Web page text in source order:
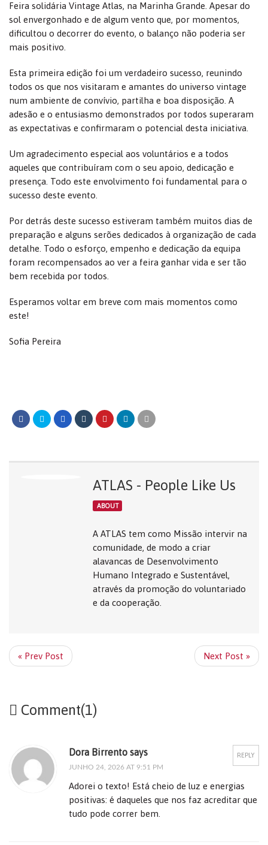
Feira solidária Vintage Atlas, na Marinha Grande. Apesar do
sol envergonhado e de algum vento que, por momentos,
dificultou o decorrer do evento, o balanço não poderia ser
mais positivo.
Esta primeira edição foi um verdadeiro sucesso, reunindo
todos os que nos visitaram e amantes do universo vintage
num ambiente de convívio, partilha e boa disposição. A
adesão e o entusiasmo demonstrados por todos superaram
as expectativas e confirmaram o potencial desta iniciativa.
Um agradecimento especial aos voluntários e a todos
aqueles que contribuíram com o seu apoio, dedicação e
presença. Todo este envolvimento foi fundamental para o
sucesso deste evento.
Por detrás deste sucesso estiveram também muitos dias de
preparação e alguns serões dedicados à organização de cada
detalhe. Todo o esforço, empenho e dedicação da equipa
foram recompensados ao ver a feira ganhar vida e ser tão
bem recebida por todos.
Esperamos voltar em breve com mais momentos como
este!
Sofia Pereira
ATLAS - People Like Us
ABOUT
A ATLAS tem como Missão intervir na
comunidade, de modo a criar
alavancas de Desenvolvimento
Humano Integrado e Sustentável,
através da promoção do voluntariado
e da cooperação.
« Prev Post Next Post »
Comment(1)
REPLY
Dora Birrento says
JUNHO 24, 2026 AT 9:51 PM
Adorei o texto! Está cheio de luz e energias
positivas: é daqueles que nos faz acreditar que
tudo pode correr bem.